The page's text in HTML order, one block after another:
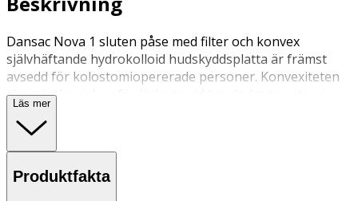
Dansac Nova 1 sluten påse med filter och konvex
självhäftande hydrokolloid hudskyddsplatta är främst
avsedd för kolostomiopererade personer. Konvexiteten
ska minska risken för läckage vid t.ex. indragen stomi,
stomi i hudplanet eller ojämnheter i huden.
Läs mer
Produktfakta